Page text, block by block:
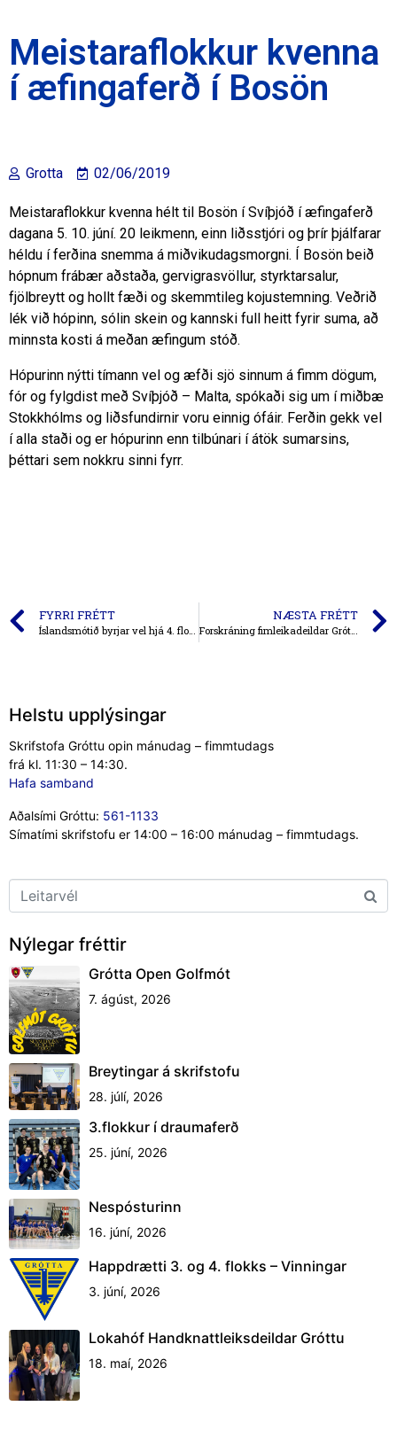
Meistaraflokkur kvenna
í æfingaferð í Bosön
Grotta 02/06/2019
Meistaraflokkur kvenna hélt til Bosön í Svíþjóð í æfingaferð
dagana 5. 10. júní. 20 leikmenn, einn liðsstjóri og þrír þjálfarar
héldu í ferðina snemma á miðvikudagsmorgni. Í Bosön beið
hópnum frábær aðstaða, gervigrasvöllur, styrktarsalur,
fjölbreytt og hollt fæði og skemmtileg kojustemning. Veðrið
lék við hópinn, sólin skein og kannski full heitt fyrir suma, að
minnsta kosti á meðan æfingum stóð.
Hópurinn nýtti tímann vel og æfði sjö sinnum á fimm dögum,
fór og fylgdist með Svíþjóð – Malta, spókaði sig um í miðbæ
Stokkhólms og liðsfundirnir voru einnig ófáir. Ferðin gekk vel
í alla staði og er hópurinn enn tilbúnari í átök sumarsins,
þéttari sem nokkru sinni fyrr.
FYRRI FRÉTT
Íslandsmótið byrjar vel hjá 4. flokki kvenna
NÆSTA FRÉTT
Forskráning fimleikadeildar Gróttu 2019 – 2020
Helstu upplýsingar
Skrifstofa Gróttu opin mánudag – fimmtudags
frá kl. 11:30 – 14:30.
Hafa samband
Aðalsími Gróttu: 561-1133
Símatími skrifstofu er 14:00 – 16:00 mánudag – fimmtudags.
Nýlegar fréttir
Grótta Open Golfmót
7. ágúst, 2026
Breytingar á skrifstofu
28. júlí, 2026
3.flokkur í draumaferð
25. júní, 2026
Nespósturinn
16. júní, 2026
Happdrætti 3. og 4. flokks – Vinningar
3. júní, 2026
Lokahóf Handknattleiksdeildar Gróttu
18. maí, 2026